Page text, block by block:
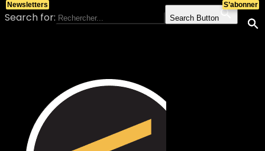
Search for: Search Button
S’abonner
Newsletters